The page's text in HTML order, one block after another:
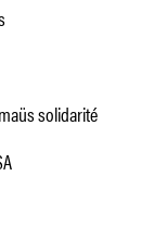
solidarité